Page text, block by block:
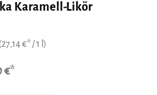
Karamell-Likör
(27,14 €* / 1 l)
€*